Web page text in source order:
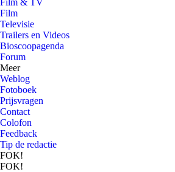
Film & TV
Film
Televisie
Trailers en Videos
Bioscoopagenda
Forum
Meer
Weblog
Fotoboek
Prijsvragen
Contact
Colofon
Feedback
Tip de redactie
FOK!
FOK!